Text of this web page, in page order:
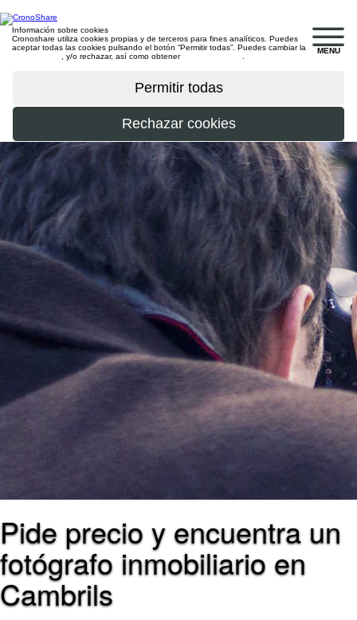
MENU
Información sobre cookies
Cronoshare utiliza cookies propias y de terceros para fines analíticos. Puedes
aceptar todas las cookies pulsando el botón “Permitir todas”. Puedes cambiar la
, y/o rechazar, así como obtener
Pide precio y encuentra un
fotógrafo inmobiliario en
Cambrils